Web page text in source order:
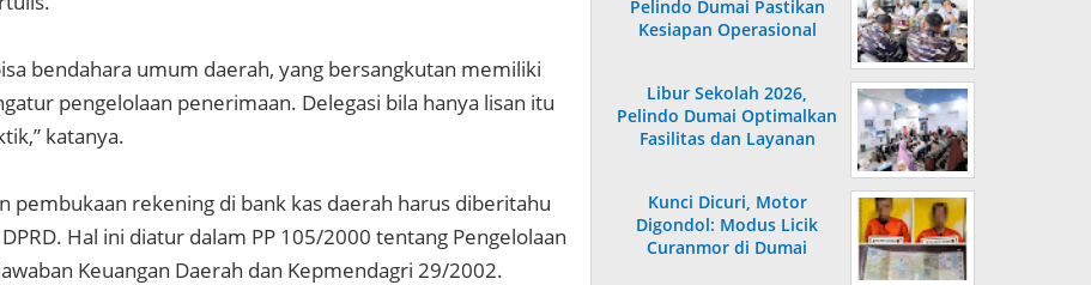
bendahara umum daerah, yang bersangkutan memiliki
pengelolaan penerimaan. Delegasi bila hanya lisan itu
katanya.
pembukaan rekening di bank kas daerah harus diberitahu
Hal ini diatur dalam PP 105/2000 tentang Pengelolaan
Keuangan Daerah dan Kepmendagri 29/2002.
Pelindo Dumai Pastikan
Kesiapan Operasional
Libur Sekolah 2026,
Pelindo Dumai Optimalkan
Fasilitas dan Layanan
Kunci Dicuri, Motor
Digondol: Modus Licik
Curanmor di Dumai